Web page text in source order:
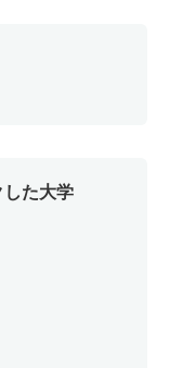
した大学